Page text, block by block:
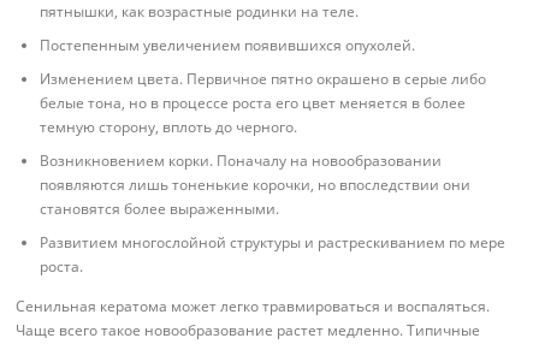
пятнышки, как возрастные родинки на теле.
Постепенным увеличением появившихся опухолей.
Изменением цвета. Первичное пятно окрашено в серые либо
белые тона, но в процессе роста его цвет меняется в более
темную сторону, вплоть до черного.
Возникновением корки. Поначалу на новообразовании
появляются лишь тоненькие корочки, но впоследствии они
становятся более выраженными.
Развитием многослойной структуры и растрескиванием по мере
роста.
Сенильная кератома может легко травмироваться и воспаляться.
Чаще всего такое новообразование растет медленно. Типичные